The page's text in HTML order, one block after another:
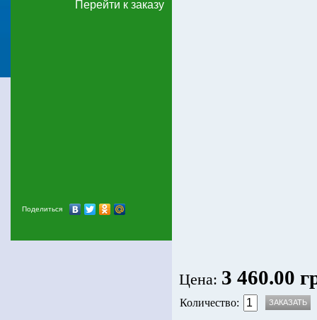
Перейти к заказу
Поделиться
Цена: 3 460.00
Количество: